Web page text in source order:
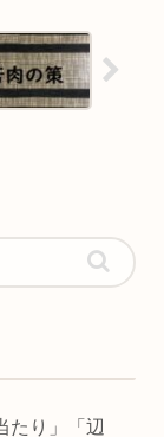
り」「辺